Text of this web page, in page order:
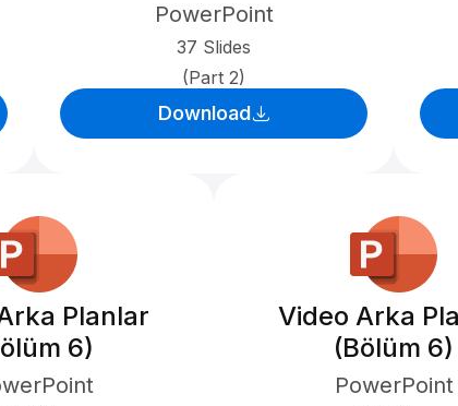
PowerPoint
37 Slides
(Part 2)
Download
Planlar
6)
Video Arka
(Bölüm 6)
PowerPoint